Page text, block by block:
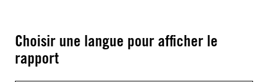
Choisir une langue pour afficher le
rapport